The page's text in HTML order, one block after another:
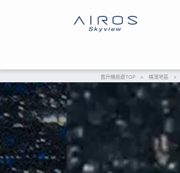
直升機巡遊TOP > 橫濱地區 >